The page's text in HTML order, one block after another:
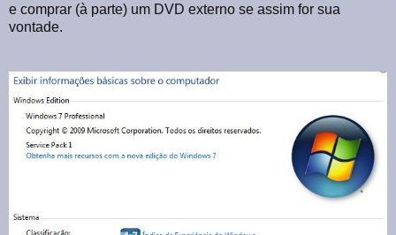
e comprar (à parte) um DVD externo se assim for sua
vontade.